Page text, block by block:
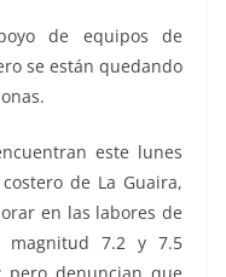
de equipos de
se están quedando
este lunes
de La Guaira,
en las labores de
magnitud 7.2 y 7.5